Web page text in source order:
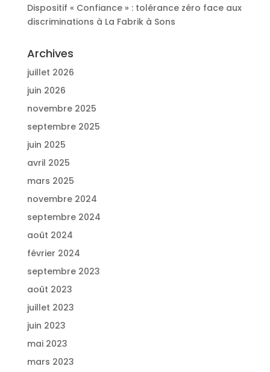
Dispositif « Confiance » : tolérance zéro face aux
discriminations à La Fabrik à Sons
Archives
juillet 2026
juin 2026
novembre 2025
septembre 2025
juin 2025
avril 2025
mars 2025
novembre 2024
septembre 2024
août 2024
février 2024
septembre 2023
août 2023
juillet 2023
juin 2023
mai 2023
mars 2023